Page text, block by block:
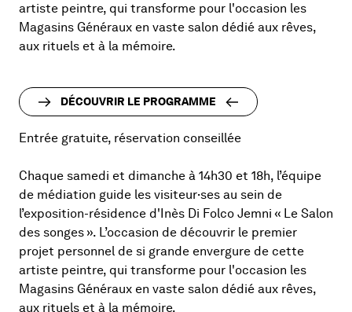
artiste peintre, qui transforme pour l'occasion les
Magasins Généraux en vaste salon dédié aux rêves,
aux rituels et à la mémoire.
DÉCOUVRIR LE PROGRAMME
Entrée gratuite, réservation conseillée
Chaque samedi et dimanche à 14h30 et 18h, l’équipe
de médiation guide les visiteur·ses au sein de
l’exposition-résidence d'Inès Di Folco Jemni « Le Salon
des songes ». L’occasion de découvrir le premier
projet personnel de si grande envergure de cette
artiste peintre, qui transforme pour l'occasion les
Magasins Généraux en vaste salon dédié aux rêves,
aux rituels et à la mémoire.